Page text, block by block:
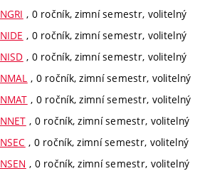
NGRI , 0 ročník, zimní semestr, volitelný
NIDE , 0 ročník, zimní semestr, volitelný
NISD , 0 ročník, zimní semestr, volitelný
NMAL , 0 ročník, zimní semestr, volitelný
NMAT , 0 ročník, zimní semestr, volitelný
NNET , 0 ročník, zimní semestr, volitelný
NSEC , 0 ročník, zimní semestr, volitelný
NSEN , 0 ročník, zimní semestr, volitelný